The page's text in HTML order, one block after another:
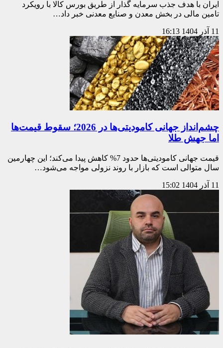
ایران با هدف جذب سرمایه گذار از طریق بورس کالا با رویکرد
تامین مالی در بخش معدن و صنایع معدنی خبر داد…
11 آذر 1404 16:13
چشم‌انداز جهانی کامودیتی‌ها در ‌2026؛ سقوط قیمت‌ها
اما جهش طلا
قیمت جهانی کامودیتی‌ها حدود 7% کاهش پیدا می‌کند؛ این چهارمین
سال متوالی است که بازار با روند نزولی مواجه می‌شود…
11 آذر 1404 15:02